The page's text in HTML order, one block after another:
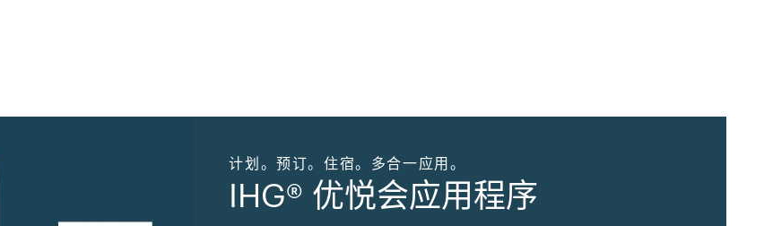
计划。预订。住宿。多合一应用。
IHG® 优悦会应用程序